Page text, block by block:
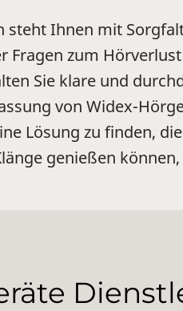
Ihnen mit
Fragen zum
Sie klare und
von Widex-
Lösung zu finden,
genießen